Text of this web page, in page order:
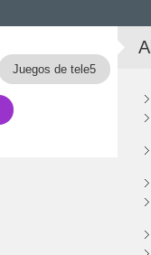
Juegos de tele5